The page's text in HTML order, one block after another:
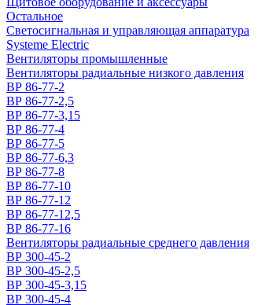
Остальное
Светосигнальная и управляющая аппаратура
Systeme Electric
Вентиляторы промышленные
Вентиляторы радиальные низкого давления
ВР 86-77-2
ВР 86-77-2,5
ВР 86-77-3,15
ВР 86-77-4
ВР 86-77-5
ВР 86-77-6,3
ВР 86-77-8
ВР 86-77-10
ВР 86-77-12
ВР 86-77-12,5
ВР 86-77-16
Вентиляторы радиальные среднего давления
ВР 300-45-2
ВР 300-45-2,5
ВР 300-45-3,15
ВР 300-45-4